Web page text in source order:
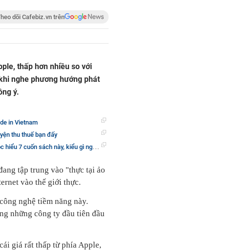
dõi Cafebiz.vn trên
thấp hơn nhiều so với
nghe phương hướng phát
ý.
in Vietnam
thu thuế bạn đấy
này, kiểu gì người ta cũng phải tuyển bạn
tập trung vào "thực tại ảo
vào thế giới thực.
nghệ tiềm năng này.
những công ty đầu tiên đầu
giá rất thấp từ phía Apple,